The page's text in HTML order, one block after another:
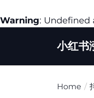
Warning: Undefined
小红书
Home